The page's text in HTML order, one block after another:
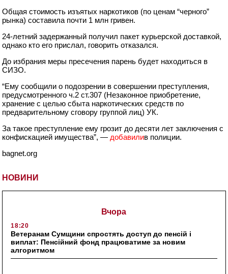
НОВИНИ
Вчора
18:20
Ветеранам Сумщини спростять доступ до пенсій і
виплат: Пенсійний фонд працюватиме за новим
алгоритмом
Общая стоимость изъятых наркотиков (по ценам “черного”
рынка) составила почти 1 млн гривен.
24-летний задержанный получил пакет курьерской доставкой,
однако кто его прислал, говорить отказался.
До избрания меры пресечения парень будет находиться в
СИЗО.
“Ему сообщили о подозрении в совершении преступления,
предусмотренного ч.2 ст.307 (Незаконное приобретение,
хранение с целью сбыта наркотических средств по
предварительному сговору группой лиц) УК.
За такое преступление ему грозит до десяти лет заключения с
конфискацией имущества”, — добавилив полиции.
bagnet.org